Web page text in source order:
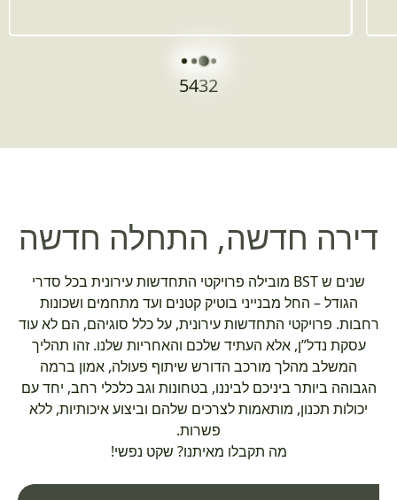
2
3
4
5
דירה חדשה, התחלה חדשה
שנים ש BST מובילה פרויקטי התחדשות עירונית בכל סדרי
הגודל – החל מבנייני בוטיק קטנים ועד מתחמים ושכונות
רחבות. פרויקטי התחדשות עירונית, על כלל סוגיהם, הם לא עוד
עסקת נדל”ן, אלא העתיד שלכם והאחריות שלנו. זהו תהליך
המשלב מהלך מורכב הדורש שיתוף פעולה, אמון ברמה
הגבוהה ביותר ביניכם לביננו, בטחונות וגב כלכלי רחב, יחד עם
יכולות תכנון, מותאמות לצרכים שלהם וביצוע איכותיות, ללא
פשרות.
מה תקבלו מאיתנו? שקט נפשי!